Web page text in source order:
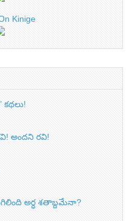
Kinige
కథలు!
అందని రవి!
అర్ధ శతాబ్దమేనా?